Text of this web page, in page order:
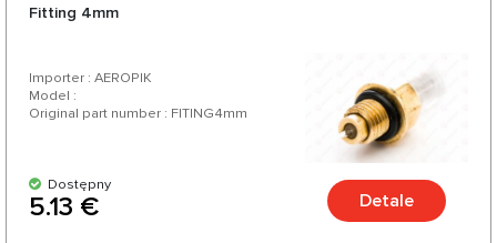
Fitting 4mm
Importer : AEROPIK
Model :
Original part number : FITING4mm
Dostępny
5.13 € Detale